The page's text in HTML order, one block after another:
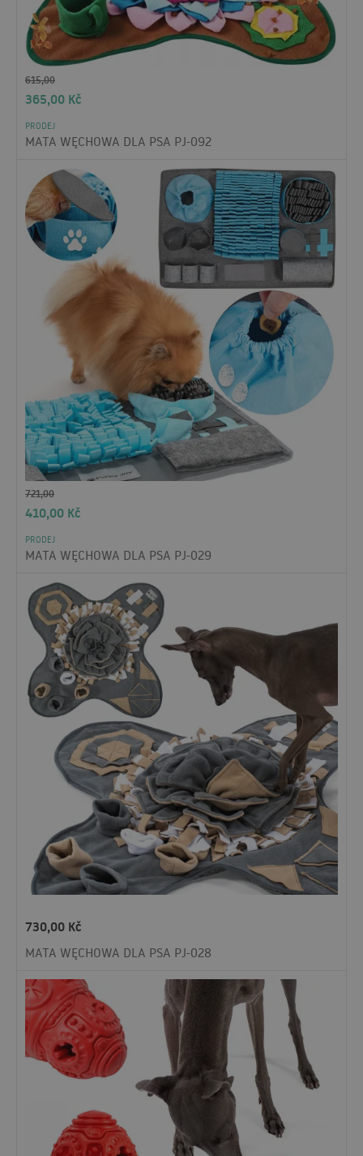
615,00
365,00 Kč
PRODEJ
MATA WĘCHOWA DLA PSA PJ-092
721,00
410,00 Kč
PRODEJ
MATA WĘCHOWA DLA PSA PJ-029
730,00 Kč
MATA WĘCHOWA DLA PSA PJ-028